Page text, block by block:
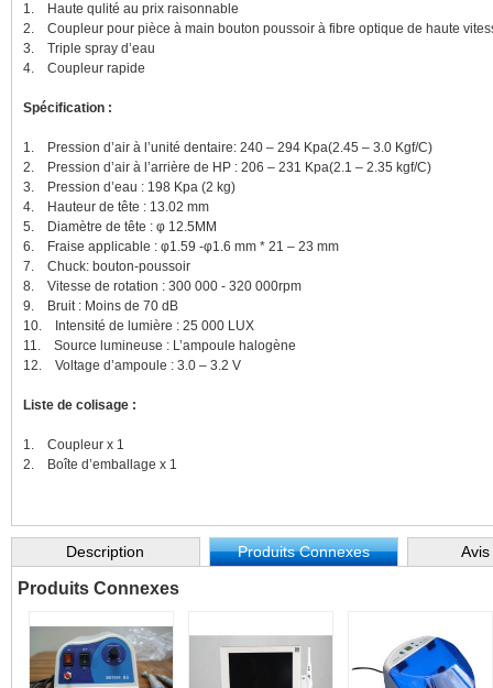
1. Haute qulité au prix raisonnable
2. Coupleur pour pièce à main bouton poussoir à fibre optique de haute
3. Triple spray d’eau
4. Coupleur rapide
Spécification :
1. Pression d’air à l’unité dentaire: 240 – 294 Kpa(2.45 – 3.0 Kgf/C)
2. Pression d’air à l’arrière de HP : 206 – 231 Kpa(2.1 – 2.35 kgf/C)
3. Pression d’eau : 198 Kpa (2 kg)
4. Hauteur de tête : 13.02 mm
5. Diamètre de tête : φ 12.5MM
6. Fraise applicable : φ1.59 -φ1.6 mm * 21 – 23 mm
7. Chuck: bouton-poussoir
8. Vitesse de rotation : 300 000 - 320 000rpm
9. Bruit : Moins de 70 dB
10. Intensité de lumière : 25 000 LUX
11. Source lumineuse : L’ampoule halogène
12. Voltage d’ampoule : 3.0 – 3.2 V
Liste de colisage :
1. Coupleur x 1
2. Boîte d’emballage x 1
Description Produits Connexes
Produits Connexes